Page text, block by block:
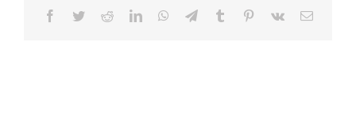
Facebook
TwitterRedditLinkedInWhatsApp
TelegramTumblr Pinterest
Vk Email